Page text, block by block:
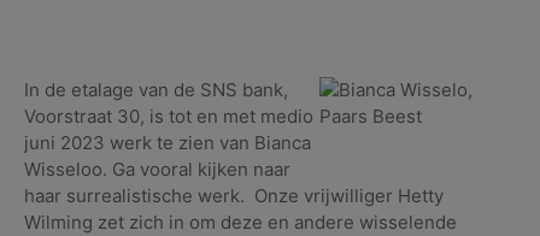
In de etalage van de SNS bank,
Voorstraat 30, is tot en met medio
juni 2023 werk te zien van Bianca
Wisseloo. Ga vooral kijken naar
haar surrealistische werk. Onze vrijwilliger Hetty
Wilming zet zich in om deze en andere wisselende